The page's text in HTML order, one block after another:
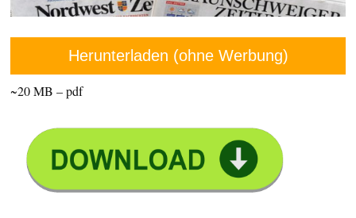
Herunterladen (ohne Werbung)
~20 MB – pdf